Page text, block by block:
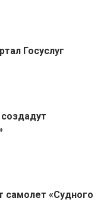
Госуслуг
самолет «Судного